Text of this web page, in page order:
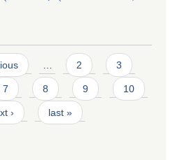
2 3
7 8 9 10
› last »